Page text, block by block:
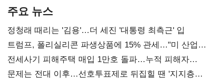
주요 뉴스
정청래 때리는 '김용'…더 세진 '대통령 최측근' 입
트럼프, 폴리실리콘 파생상품에 15% 관세…"미 산업
재건"
전세사기 피해주택 매입 1만호 돌파…누적 피해자
4만278명
문제는 전대 이후…선호투표제로 뒤집힐 땐 '지지층